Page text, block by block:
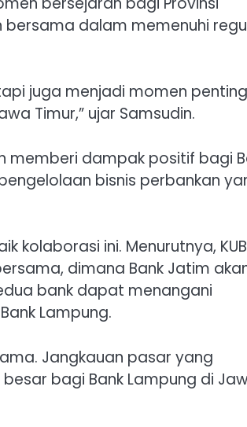
bersama dalam memenuhi
juga menjadi momen penting
Timur,” ujar Samsudin.
memberi dampak positif bagi
bisnis perbankan
kolaborasi ini. Menurutnya, KUB
dimana Bank Jatim
bank dapat menangani
Lampung.
Jangkauan pasar yang
bagi Bank Lampung di